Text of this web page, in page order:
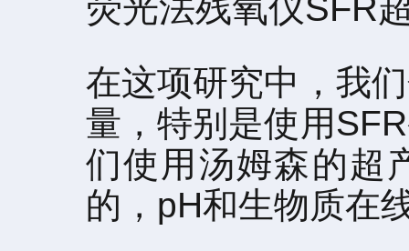
在这项研究中，我
量，特别是使用
们使用汤姆森的超
的，pH和生物质在